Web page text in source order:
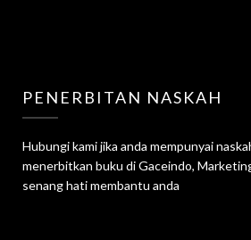
PENERBITAN NASKAH
Hubungi kami jika anda mempunyai
menerbitkan buku di Gaceindo,
senang hati membantu anda